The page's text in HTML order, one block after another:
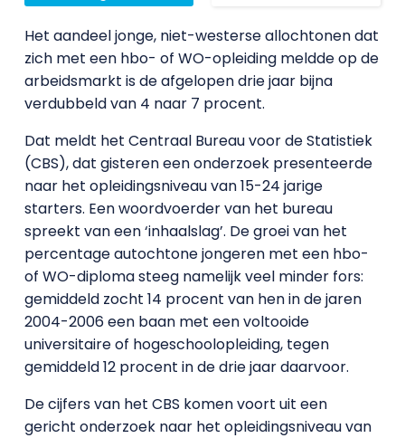
Het aandeel jonge, niet-westerse allochtonen dat
zich met een hbo- of WO-opleiding meldde op de
arbeidsmarkt is de afgelopen drie jaar bijna
verdubbeld van 4 naar 7 procent.
Dat meldt het Centraal Bureau voor de Statistiek
(CBS), dat gisteren een onderzoek presenteerde
naar het opleidingsniveau van 15-24 jarige
starters. Een woordvoerder van het bureau
spreekt van een ‘inhaalslag’. De groei van het
percentage autochtone jongeren met een hbo-
of WO-diploma steeg namelijk veel minder fors:
gemiddeld zocht 14 procent van hen in de jaren
2004-2006 een baan met een voltooide
universitaire of hogeschoolopleiding, tegen
gemiddeld 12 procent in de drie jaar daarvoor.
De cijfers van het CBS komen voort uit een
gericht onderzoek naar het opleidingsniveau van